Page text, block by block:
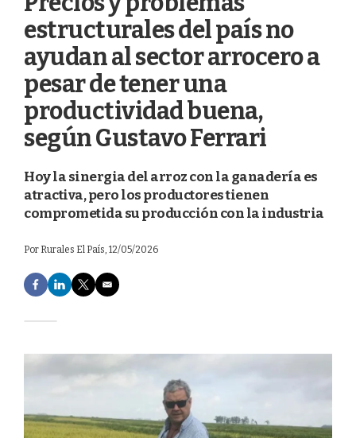
estructurales del país no
ayudan al sector arrocero a
pesar de tener una
productividad buena,
según Gustavo Ferrari
Hoy la sinergia del arroz con la ganadería es
atractiva, pero los productores tienen
comprometida su producción con la industria
Por Rurales El País, 12/05/2026
F
a
e
o
L
i
d
T
w
e
r
E
m